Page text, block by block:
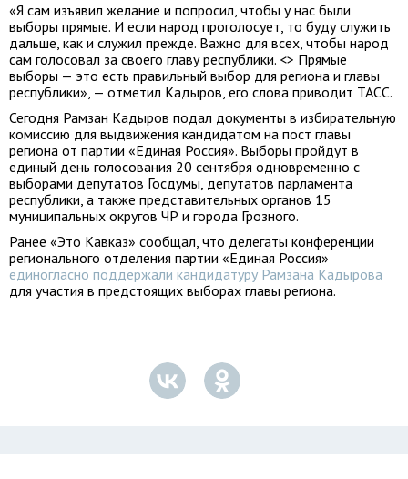
«Я сам изъявил желание и попросил, чтобы у нас были
выборы прямые. И если народ проголосует, то буду служить
дальше, как и служил прежде. Важно для всех, чтобы народ
сам голосовал за своего главу республики. <> Прямые
выборы — это есть правильный выбор для региона и главы
республики», — отметил Кадыров, его слова приводит ТАСС.
Сегодня Рамзан Кадыров подал документы в избирательную
комиссию для выдвижения кандидатом на пост главы
региона от партии «Единая Россия». Выборы пройдут в
единый день голосования 20 сентября одновременно с
выборами депутатов Госдумы, депутатов парламента
республики, а также представительных органов 15
муниципальных округов ЧР и города Грозного.
Ранее «Это Кавказ» сообщал, что делегаты конференции
регионального отделения партии «Единая Россия»
единогласно поддержали кандидатуру Рамзана Кадырова
для участия в предстоящих выборах главы региона.